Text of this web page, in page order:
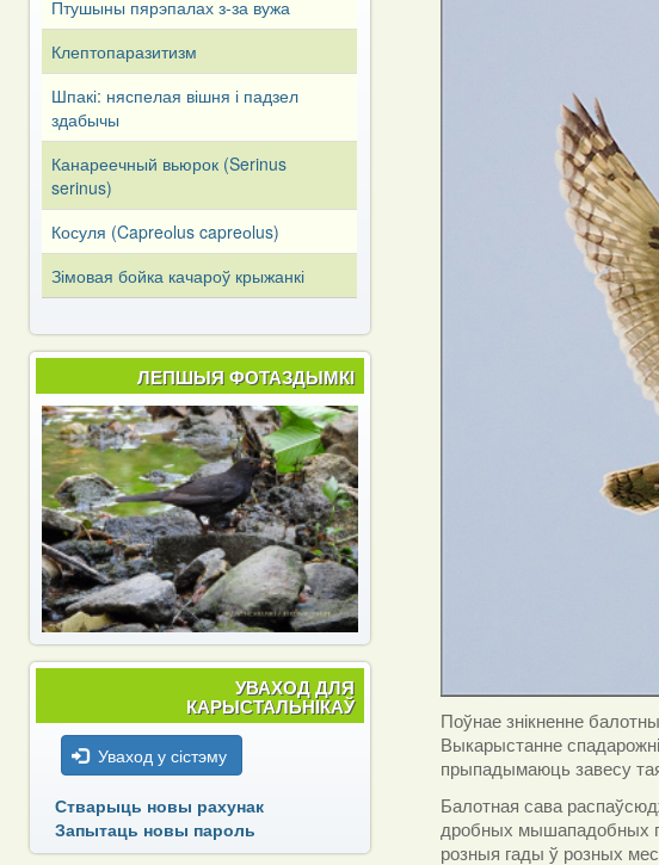
Поўнае знікненне
Выкарыстанне
прыпадымаюць завесу
Балотная сава
дробных мышападобных
розныя гады ў розных
Птушыны пярэпалах з-за вужа
Клептопаразитизм
Шпакі: няспелая вішня і падзел
здабычы
Канареечный вьюрок (Serinus
serinus)
Косуля (Capreоlus capreоlus)
Зімовая бойка качароў крыжанкі
ЛЕПШЫЯ ФОТАЗДЫМКІ
УВАХОД ДЛЯ
КАРЫСТАЛЬНІКАЎ
Уваход у сістэму
Стварыць новы рахунак
Запытаць новы пароль